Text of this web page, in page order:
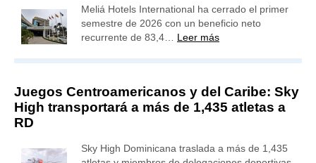
Meliá Hotels International ha cerrado el primer
semestre de 2026 con un beneficio neto
recurrente de 83,4… Leer más
Juegos Centroamericanos y del Caribe: Sky
High transportará a más de 1,435 atletas a
RD
Sky High Dominicana traslada a más de 1,435